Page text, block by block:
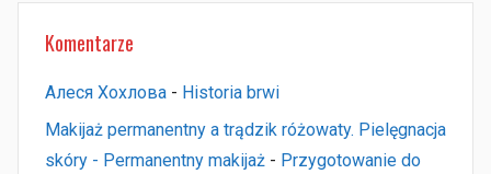
Komentarze
Алеся Хохлова - Historia brwi
Makijaż permanentny a trądzik różowaty. Pielęgnacja
skóry - Permanentny makijaż - Przygotowanie do